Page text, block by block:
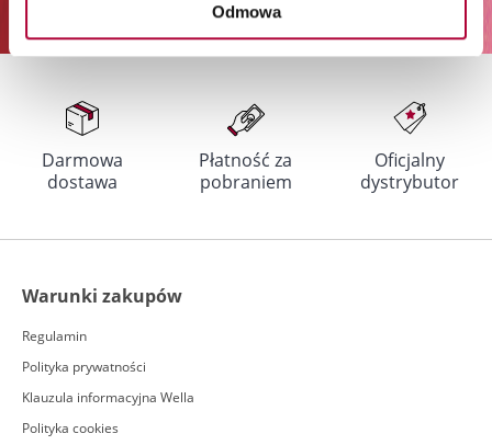
Odmowa
Darmowa
dostawa
Płatność za
pobraniem
Oficjalny
dystrybutor
Warunki zakupów
Regulamin
Polityka prywatności
Klauzula informacyjna Wella
Polityka cookies